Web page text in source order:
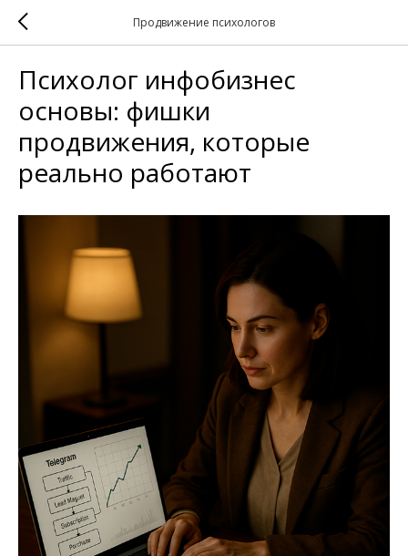
Продвижение психологов
Психолог инфобизнес
основы: фишки
продвижения, которые
реально работают